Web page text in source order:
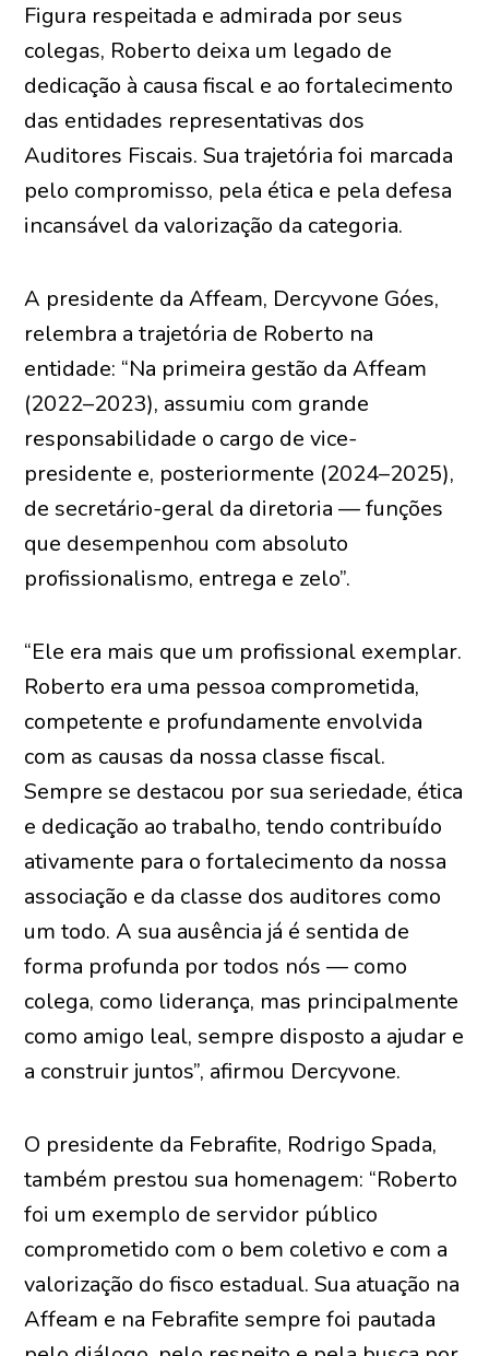
Figura respeitada e admirada por seus
colegas, Roberto deixa um legado de
dedicação à causa fiscal e ao fortalecimento
das entidades representativas dos
Auditores Fiscais. Sua trajetória foi marcada
pelo compromisso, pela ética e pela defesa
incansável da valorização da categoria.
A presidente da Affeam, Dercyvone Góes,
relembra a trajetória de Roberto na
entidade: “Na primeira gestão da Affeam
(2022–2023), assumiu com grande
responsabilidade o cargo de vice-
presidente e, posteriormente (2024–2025),
de secretário-geral da diretoria — funções
que desempenhou com absoluto
profissionalismo, entrega e zelo”.
“Ele era mais que um profissional exemplar.
Roberto era uma pessoa comprometida,
competente e profundamente envolvida
com as causas da nossa classe fiscal.
Sempre se destacou por sua seriedade, ética
e dedicação ao trabalho, tendo contribuído
ativamente para o fortalecimento da nossa
associação e da classe dos auditores como
um todo. A sua ausência já é sentida de
forma profunda por todos nós — como
colega, como liderança, mas principalmente
como amigo leal, sempre disposto a ajudar e
a construir juntos”, afirmou Dercyvone.
O presidente da Febrafite, Rodrigo Spada,
também prestou sua homenagem: “Roberto
foi um exemplo de servidor público
comprometido com o bem coletivo e com a
valorização do fisco estadual. Sua atuação na
Affeam e na Febrafite sempre foi pautada